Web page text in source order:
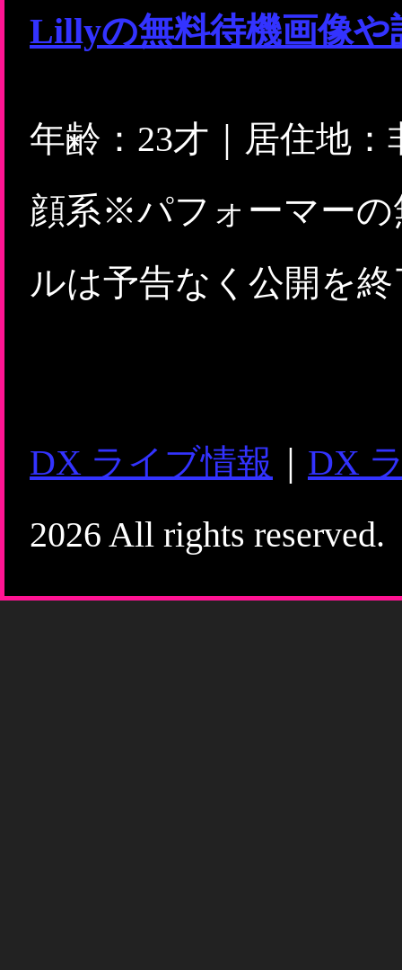
Lillyの無料待機画像
年齢：23才｜居住地
顔系※パフォーマーの
ルは予告なく公開を
DX ライブ情報
DX
2026 All rights reserved.